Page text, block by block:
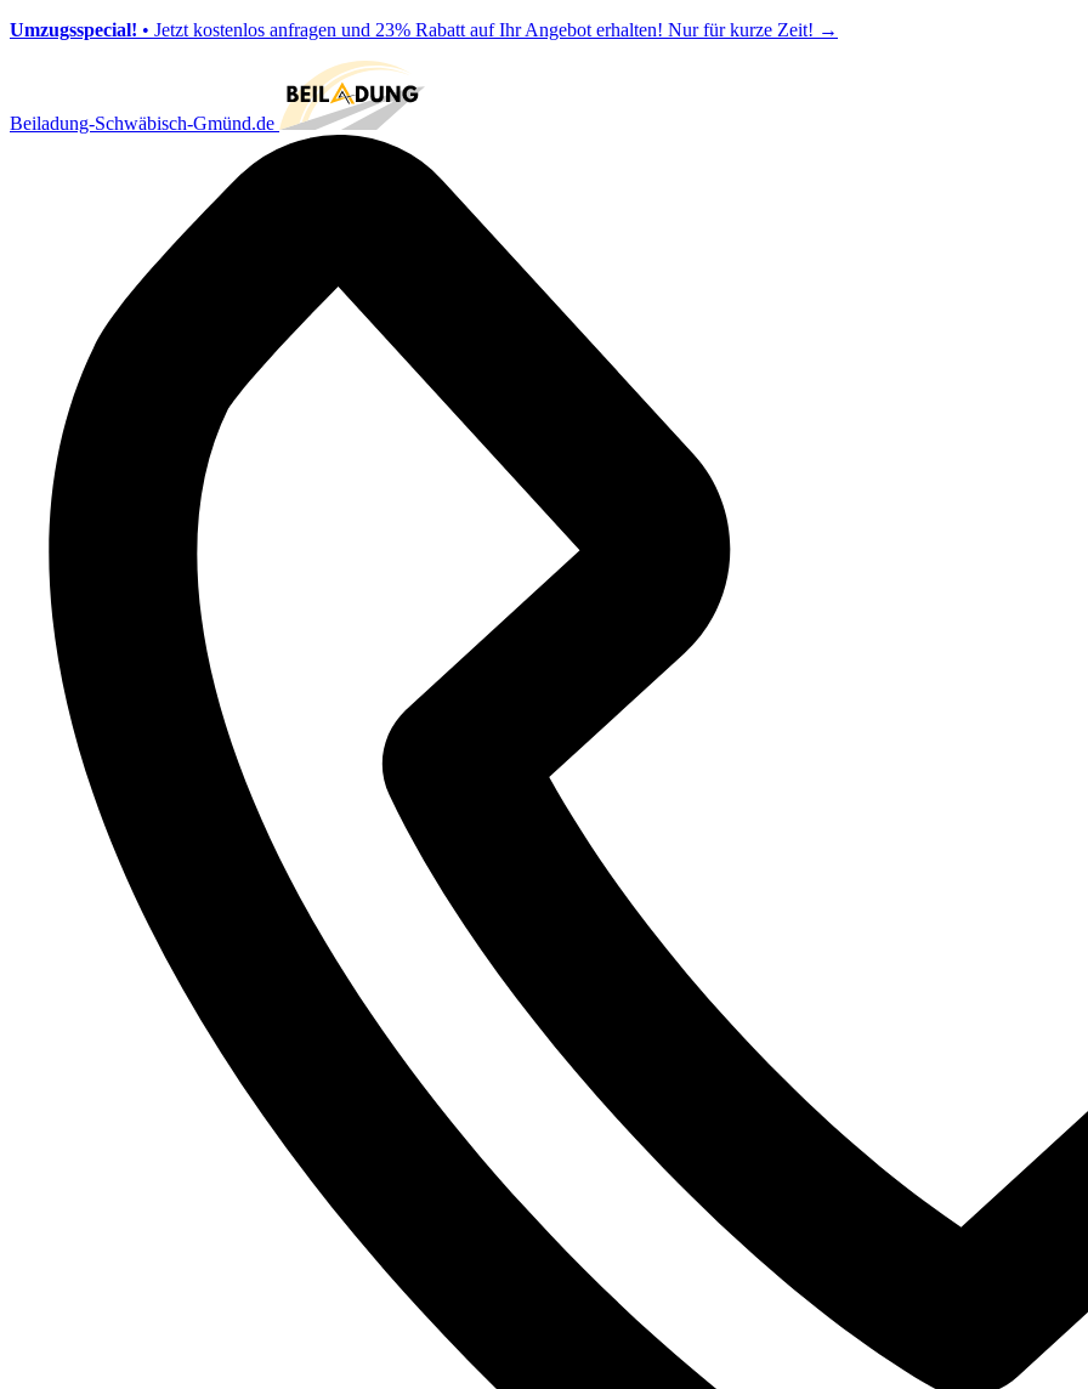
Umzugsspecial! • Jetzt kostenlos anfragen und 23% Rabatt auf Ihr Angebot erhalten! Nur für kurze Zeit! →
Beiladung-Schwäbisch-Gmünd.de